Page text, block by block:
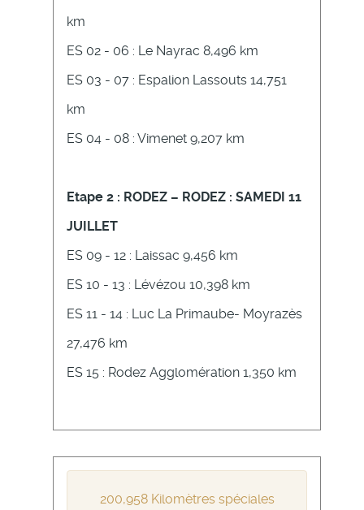
km
ES 02 - 06 : Le Nayrac 8,496 km
ES 03 - 07 : Espalion Lassouts 14,751
km
ES 04 - 08 : Vimenet 9,207 km
Etape 2 : RODEZ – RODEZ : SAMEDI 11
JUILLET
ES 09 - 12 : Laissac 9,456 km
ES 10 - 13 : Lévézou 10,398 km
ES 11 - 14 : Luc La Primaube- Moyrazès
27,476 km
ES 15 : Rodez Agglomération 1,350 km
200,958 Kilomètres spéciales